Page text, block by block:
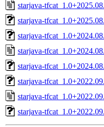
starjava-
starjava-
starjava-
starjava-
starjava-
starjava-
starjava-
starjava-